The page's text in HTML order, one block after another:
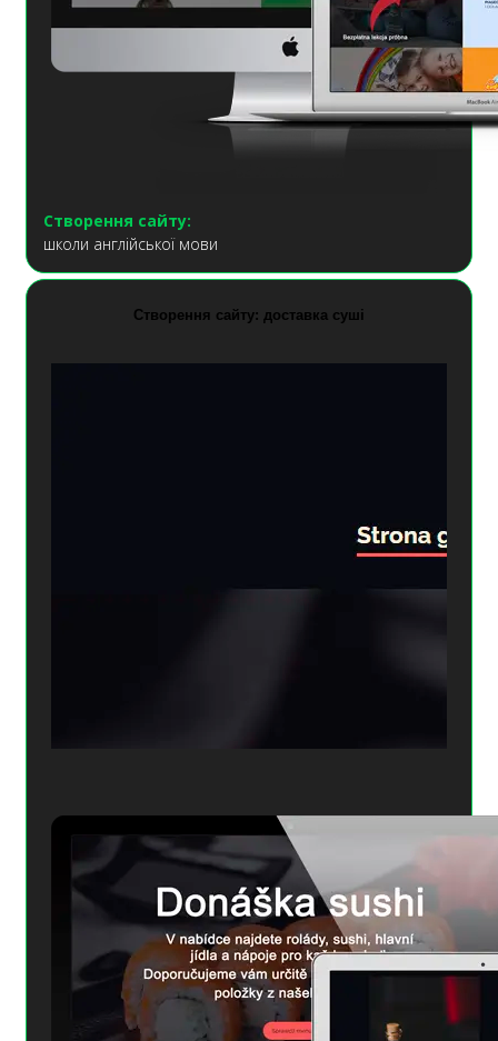
Створення сайту:
школи англійської мови
Створення сайту: доставка суші